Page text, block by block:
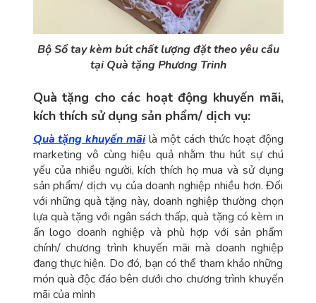
Bộ Sổ tay kèm bút chất lượng đặt theo yêu cầu
tại Quà tặng Phương Trinh
Quà tặng cho các hoạt động khuyến mãi,
kích thích sử dụng sản phẩm/ dịch vụ:
Quà tặng khuyến mãilà một cách thức hoạt động
marketing vô cùng hiệu quả nhằm thu hút sự chú
yếu của nhiều người, kích thích họ mua và sử dụng
sản phẩm/ dịch vụ của doanh nghiệp nhiều hơn. Đối
với những quà tặng này, doanh nghiệp thường chọn
lựa quà tặng với ngân sách thấp, quà tặng có kèm in
ấn logo doanh nghiệp và phù hợp với sản phẩm
chính/ chương trình khuyến mãi mà doanh nghiệp
đang thực hiện. Do đó, bạn có thể tham khảo những
món quà độc đáo bên dưới cho chương trình khuyến
mãi của mình